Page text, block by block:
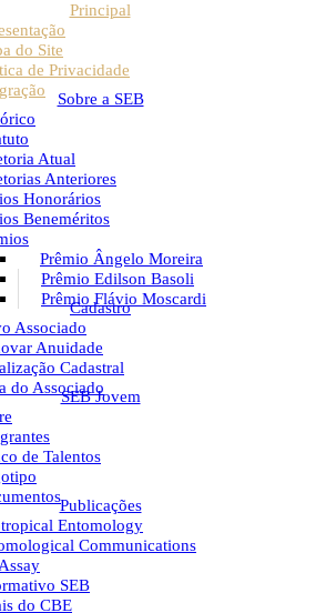
Principal
do Site
de Privacidade
Sobre a SEB
Atual
Anteriores
Honorários
Beneméritos
Prêmio Ângelo Moreira
Prêmio Edilson Basoli
Prêmio Flávio Moscardi
Cadastro
Associado
Anuidade
Cadastral
do Associado
SEB Jovem
de Talentos
Publicações
Entomology
Communications
SEB
do CBE